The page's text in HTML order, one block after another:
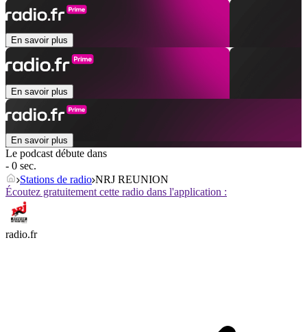
En savoir plus
En savoir plus
En savoir plus
Le podcast débute dans
- 0 sec.
Stations de radio NRJ REUNION
Écoutez gratuitement cette radio dans l'application :
radio.fr